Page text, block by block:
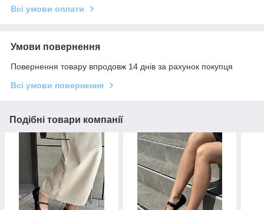
Всі умови оплати
Умови повернення
Повернення товару впродовж 14 днів за рахунок покупця
Всі умови повернення
Подібні товари компанії